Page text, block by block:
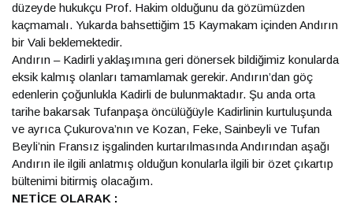
düzeyde hukukçu Prof. Hakim olduğunu da gözümüzden
kaçmamalı. Yukarda bahsettiğim 15 Kaymakam içinden Andırın
bir Vali beklemektedir.
Andırın – Kadirli yaklaşımına geri dönersek bildiğimiz konularda
eksik kalmış olanları tamamlamak gerekir. Andırın’dan göç
edenlerin çoğunlukla Kadirli de bulunmaktadır. Şu anda orta
tarihe bakarsak Tufanpaşa öncülüğüyle Kadirlinin kurtuluşunda
ve ayrıca Çukurova’nın ve Kozan, Feke, Sainbeyli ve Tufan
Beyli’nin Fransız işgalinden kurtarılmasında Andırından aşağı
Andırın ile ilgili anlatmış olduğun konularla ilgili bir özet çıkartıp
bültenimi bitirmiş olacağım.
NETİCE OLARAK :